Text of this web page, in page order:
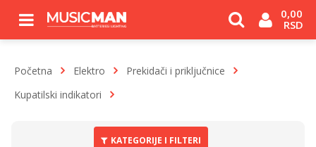
0,00
RSD
Početna Elektro
Prekidači i priključnice
Kupatilski indikatori
KATEGORIJE I FILTERI